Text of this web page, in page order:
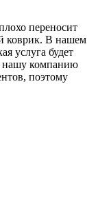
переносит
коврик. В нашем
услуга будет
нашу компанию
поэтому